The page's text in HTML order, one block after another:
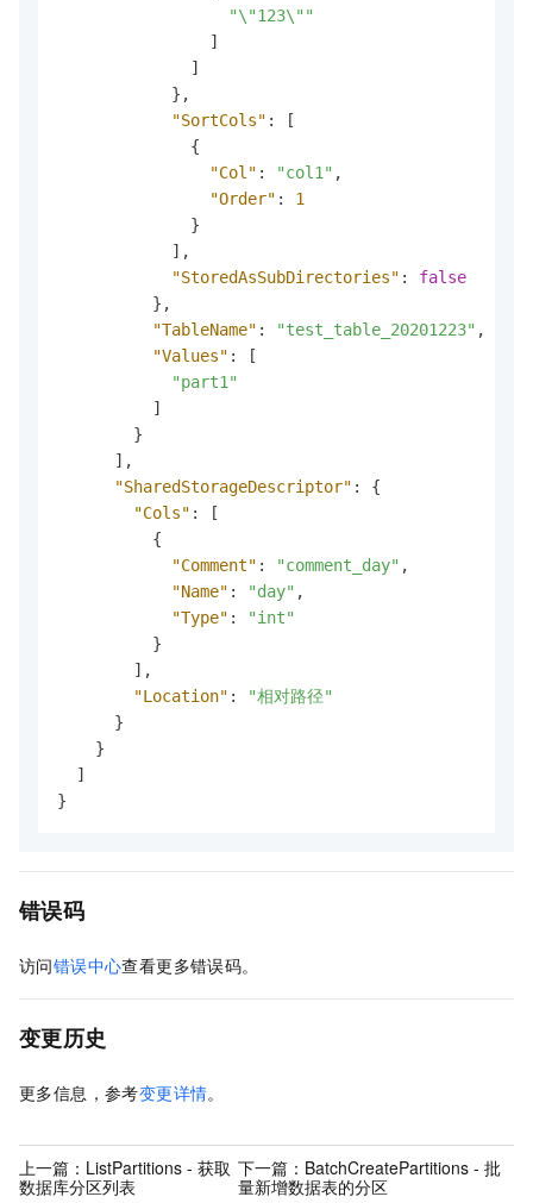
"\"123\""
]
]
} ,
"SortCols" :
[
{
"Col" : "col1" ,
"Order" :
1
}
] ,
"StoredAsSubDirectories" :
false
} ,
"TableName" : "test_table_20201223" ,
"Values" :
[
"part1"
]
}
] ,
"SharedStorageDescriptor" :
{
"Cols" :
[
{
"Comment" : "comment_day" ,
"Name" : "day" ,
"Type" :
"int"
}
] ,
"Location" :
"相对路径"
}
}
]
}
错误码
访问错误中心查看更多错误码。
变更历史
更多信息，参考变更详情。
上一篇： ListPartitions - 获取
数据库分区列表
下一篇： BatchCreatePartitions - 批
量新增数据表的分区